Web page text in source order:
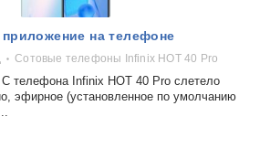
приложение на телефоне
Сотовые телефоны Infinix HOT 40 Pro
телефона Infinix HOT 40 Pro слетело
эфирное (установленное по умолчанию